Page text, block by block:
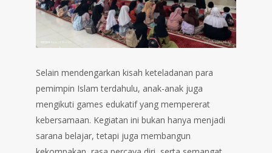
Selain mendengarkan kisah keteladanan para
pemimpin Islam terdahulu, anak-anak juga
mengikuti games edukatif yang mempererat
kebersamaan. Kegiatan ini bukan hanya menjadi
sarana belajar, tetapi juga membangun